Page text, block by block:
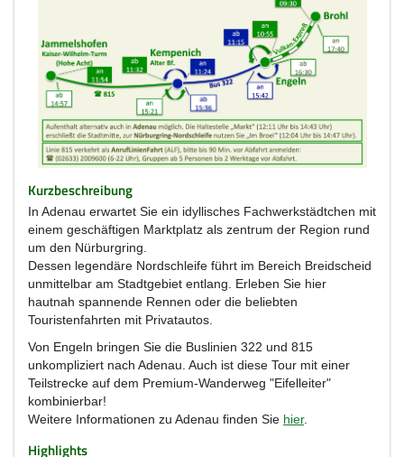
Kurzbeschreibung
In Adenau erwartet Sie ein idyllisches Fachwerkstädtchen mit
einem geschäftigen Marktplatz als zentrum der Region rund
um den Nürburgring.
Dessen legendäre Nordschleife führt im Bereich Breidscheid
unmittelbar am Stadtgebiet entlang. Erleben Sie hier
hautnah spannende Rennen oder die beliebten
Touristenfahrten mit Privatautos.
Von Engeln bringen Sie die Buslinien 322 und 815
unkompliziert nach Adenau. Auch ist diese Tour mit einer
Teilstrecke auf dem Premium-Wanderweg "Eifelleiter"
kombinierbar!
Weitere Informationen zu Adenau finden Sie hier.
Highlights